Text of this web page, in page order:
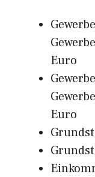
Euro
Euro